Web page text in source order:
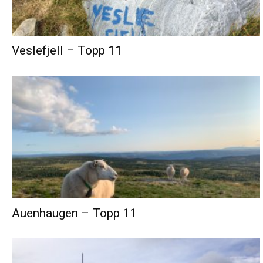
Veslefjell – Topp 11
Auenhaugen – Topp 11